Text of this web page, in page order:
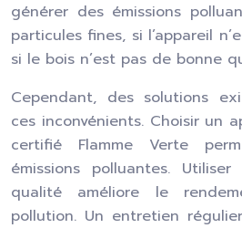
générer des émissions
particules fines, si l’appareil
si le bois n’est pas de bonne
Cependant, des solutions
ces inconvénients. Choisir un
certifié Flamme Verte
émissions polluantes.
qualité améliore le
pollution. Un entretien